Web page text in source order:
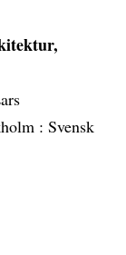
: Svensk